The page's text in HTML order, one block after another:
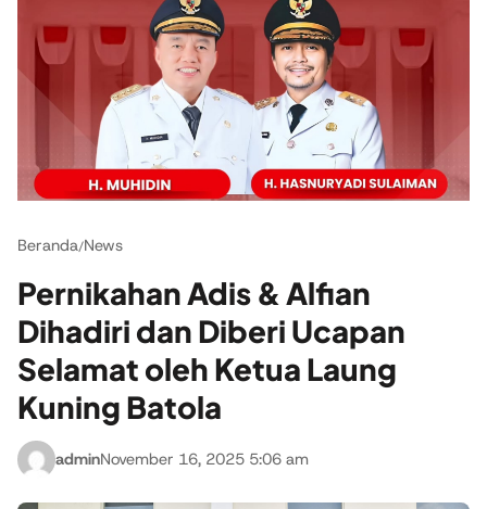
Beranda/News
Pernikahan Adis & Alfian
Dihadiri dan Diberi Ucapan
Selamat oleh Ketua Laung
Kuning Batola
adminNovember 16, 2025 5:06 am